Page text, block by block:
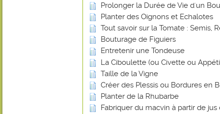
Prolonger la Durée de Vie d'un
Planter des Oignons et Echalotes
Tout savoir sur la Tomate : Semis,
Bouturage de Figuiers
Entretenir une Tondeuse
La Ciboulette (ou Civette ou
Taille de la Vigne
Créer des Plessis ou Bordures en
Planter de la Rhubarbe
Fabriquer du macvin à partir de jus